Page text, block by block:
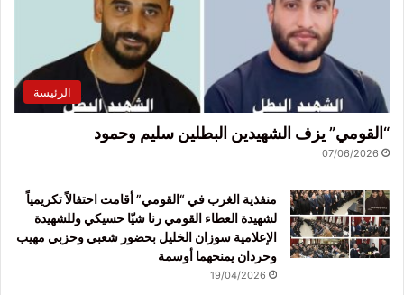
الرئيسة
“القومي” يزف الشهيدين البطلين سليم وحمود
07/06/2026
منفذية الغرب في “القومي” أقامت احتفالاً تكريمياً
لشهيدة العطاء القومي رنا شيّا حسيكي وللشهيدة
الإعلامية سوزان الخليل بحضور شعبي وحزبي مهيب
وحردان يمنحهما أوسمة
19/04/2026